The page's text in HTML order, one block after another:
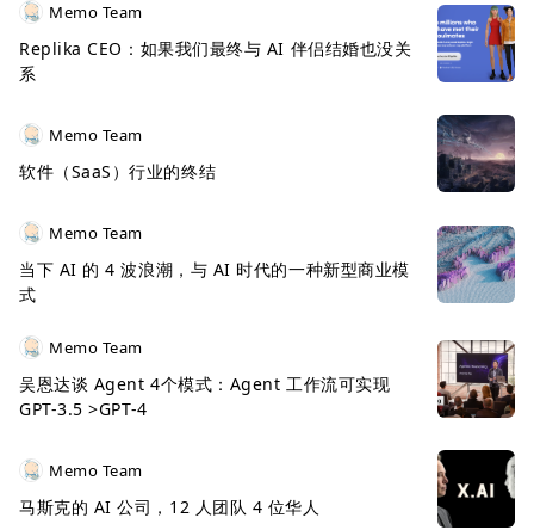
Memo Team
Replika CEO：如果我们最终与 AI 伴侣结婚也没关
系
Memo Team
软件（SaaS）行业的终结
Memo Team
当下 AI 的 4 波浪潮，与 AI 时代的一种新型商业模
式
Memo Team
吴恩达谈 Agent 4个模式：Agent 工作流可实现
GPT-3.5 >GPT-4
Memo Team
马斯克的 AI 公司，12 人团队 4 位华人